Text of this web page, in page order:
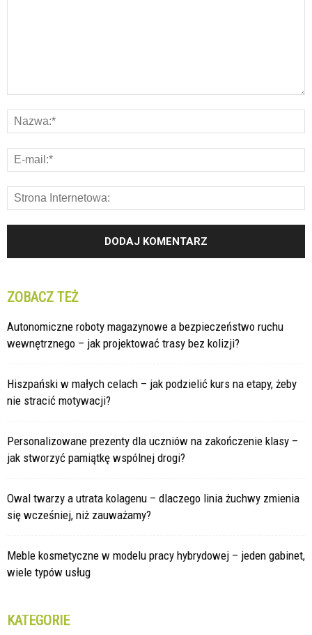
ZOBACZ TEŻ
Autonomiczne roboty magazynowe a bezpieczeństwo ruchu
wewnętrznego – jak projektować trasy bez kolizji?
Hiszpański w małych celach – jak podzielić kurs na etapy, żeby
nie stracić motywacji?
Personalizowane prezenty dla uczniów na zakończenie klasy –
jak stworzyć pamiątkę wspólnej drogi?
Owal twarzy a utrata kolagenu – dlaczego linia żuchwy zmienia
się wcześniej, niż zauważamy?
Meble kosmetyczne w modelu pracy hybrydowej – jeden gabinet,
wiele typów usług
KATEGORIE